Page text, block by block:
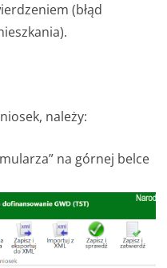
(błąd
należy:
na górnej belce